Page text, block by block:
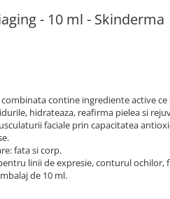
- 10 ml - Skinderma
contine ingrediente active
hidrateaza, reafirma pielea si
faciale prin capacitatea
fata si corp.
linii de expresie, conturul
de 10 ml.